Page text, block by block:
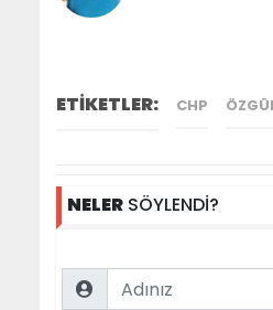
ETİKETLER: CHP
NELER SÖYLENDİ?
Name